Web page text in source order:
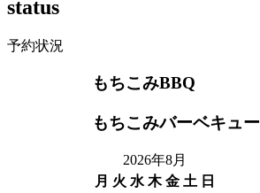
status
予約状況
もちこみBBQ
もちこみバーベキュー
2026年8月
月 火 水 木 金 土 日